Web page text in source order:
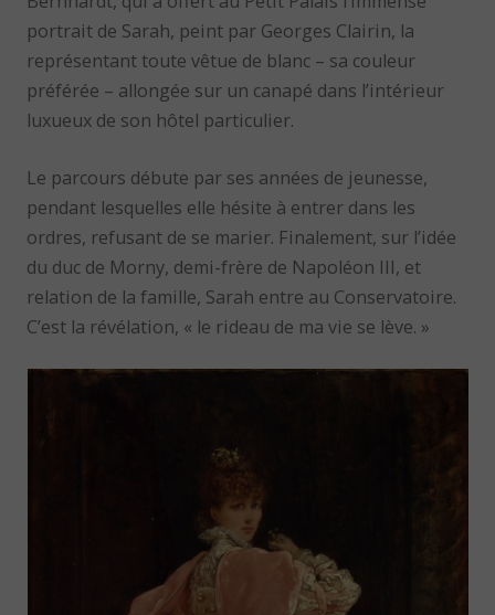
portrait de Sarah, peint par Georges Clairin, la
représentant toute vêtue de blanc – sa couleur
préférée – allongée sur un canapé dans l’intérieur
luxueux de son hôtel particulier.
Le parcours débute par ses années de jeunesse,
pendant lesquelles elle hésite à entrer dans les
ordres, refusant de se marier. Finalement, sur l’idée
du duc de Morny, demi-frère de Napoléon III, et
relation de la famille, Sarah entre au Conservatoire.
C’est la révélation, « le rideau de ma vie se lève. »